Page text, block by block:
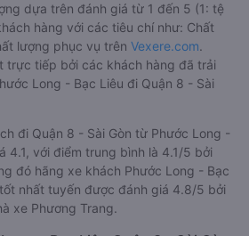
dựa trên đánh giá từ 1 đến 5 (1: tệ
hàng với các tiêu chí như: Chất
lượng phục vụ trên Vexere.com.
trực tiếp bởi các khách hàng đã trải
Long - Bạc Liêu đi Quận 8 - Sài
đi Quận 8 - Sài Gòn từ Phước Long -
4.1, với điểm trung bình là 4.1/5 bởi
đó hãng xe khách Phước Long - Bạc
nhất tuyến được đánh giá 4.8/5 bởi
xe Phương Trang.